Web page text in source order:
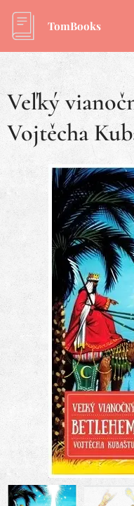
TomBooks
Veľký
Vojtěcha